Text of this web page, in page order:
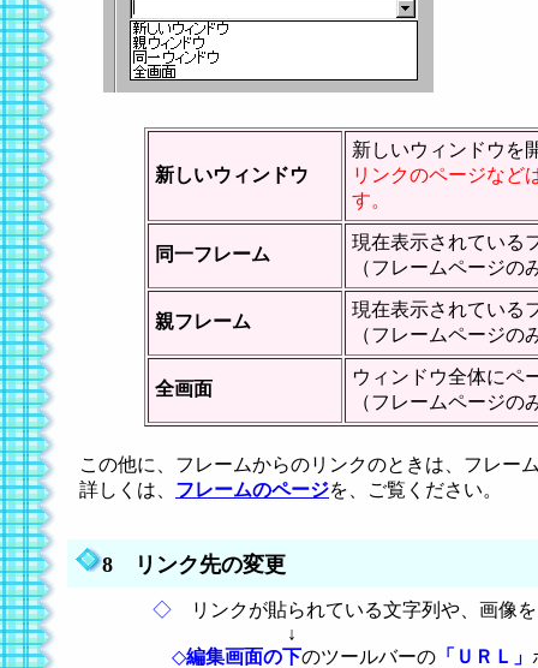
新しいウィンドウ
新しいウィンドウを
リンクのページなど
す。
同一フレーム
現在表示されている
（フレームページの
親フレーム
現在表示されている
（フレームページの
全画面
ウィンドウ全体にペ
（フレームページの
この他に、フレームからのリンクのときは、フレー
詳しくは、 フレームのページを、ご覧ください。
8 リンク先の変更
◇ リンクが貼られている文字列や、画像
↓
◇編集画面の下のツールバーの 「ＵＲＬ」